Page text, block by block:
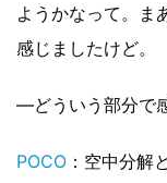
ようかなって。ま
感じましたけど。
―どういう部分で
POCO ：空中分解